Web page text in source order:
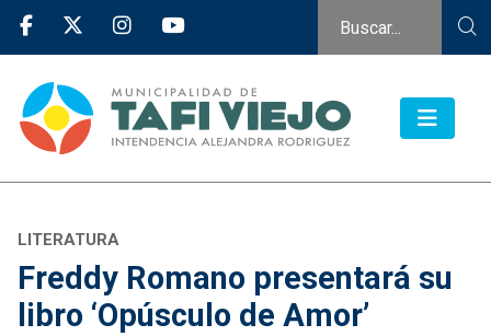
LITERATURA
Freddy Romano presentará su
libro ‘Opúsculo de Amor’